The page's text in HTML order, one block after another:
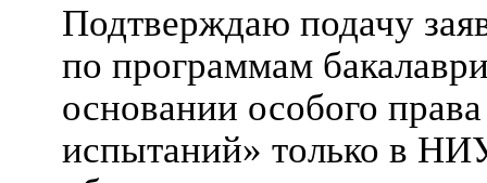
Подтверждаю подачу
по программам
основании особого
испытаний» только в